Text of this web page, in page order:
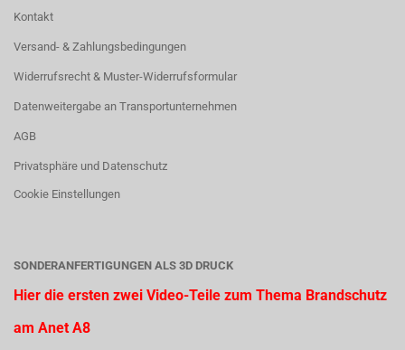
Kontakt
Versand- & Zahlungsbedingungen
Widerrufsrecht & Muster-Widerrufsformular
Datenweitergabe an Transportunternehmen
AGB
Privatsphäre und Datenschutz
Cookie Einstellungen
SONDERANFERTIGUNGEN ALS 3D DRUCK
Hier die ersten zwei Video-Teile zum Thema Brandschutz
am Anet A8